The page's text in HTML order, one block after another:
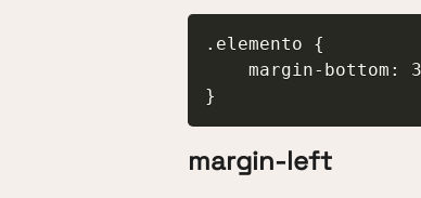
.elemento {
}
margin-left